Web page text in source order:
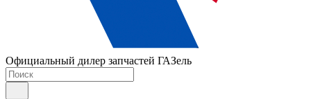
Официальный дилер запчастей ГАЗель